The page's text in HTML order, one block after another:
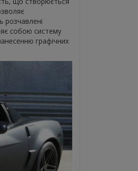
розчавлені
собою систему
графічних